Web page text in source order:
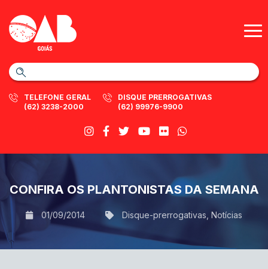
TELEFONE GERAL
(62) 3238-2000
DISQUE PRERROGATIVAS
(62) 99976-9900
CONFIRA OS PLANTONISTAS DA SEMANA
01/09/2014 Disque-prerrogativas Notícias